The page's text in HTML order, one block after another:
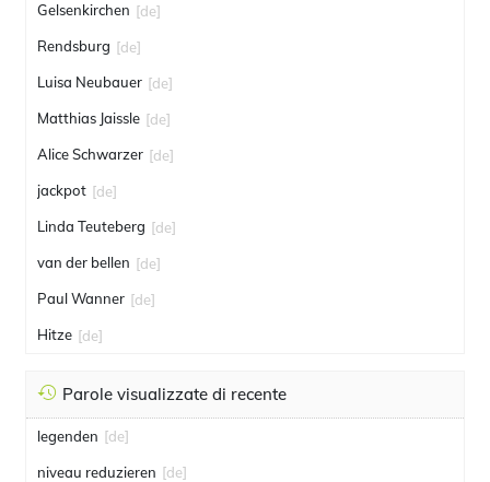
Gelsenkirchen [de]
Rendsburg [de]
Luisa Neubauer [de]
Matthias Jaissle [de]
Alice Schwarzer [de]
jackpot [de]
Linda Teuteberg [de]
van der bellen [de]
Paul Wanner [de]
Hitze [de]
Parole visualizzate di recente
legenden [de]
niveau reduzieren [de]